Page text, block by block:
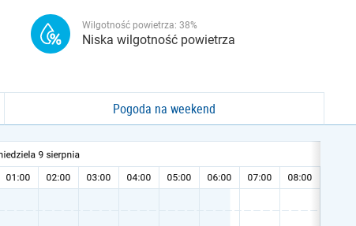
Wilgotność powietrza: 38%
Niska wilgotność powietrza
Pogoda na weekend